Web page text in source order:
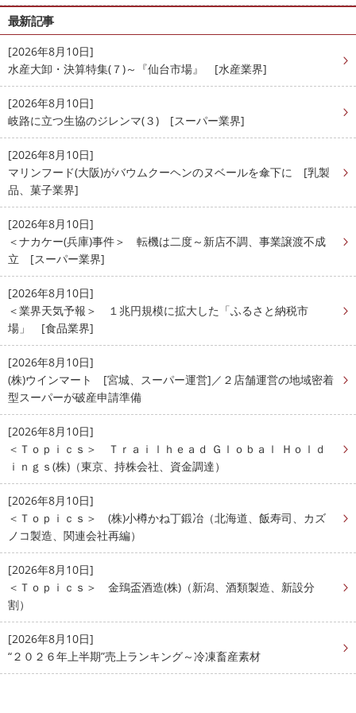
最新記事
[2026年8月10日]
水産大卸・決算特集(７)～『仙台市場』 [水産業界]
[2026年8月10日]
岐路に立つ生協のジレンマ(３) [スーパー業界]
[2026年8月10日]
マリンフード(大阪)がバウムクーヘンのヌベールを傘下に [乳製
品、菓子業界]
[2026年8月10日]
＜ナカケー(兵庫)事件＞ 転機は二度～新店不調、事業譲渡不成
立 [スーパー業界]
[2026年8月10日]
＜業界天気予報＞ １兆円規模に拡大した「ふるさと納税市
場」 [食品業界]
[2026年8月10日]
(株)ウインマート [宮城、スーパー運営]／２店舗運営の地域密着
型スーパーが破産申請準備
[2026年8月10日]
＜Ｔｏｐｉｃｓ＞ Ｔｒａｉｌｈｅａｄ Ｇｌｏｂａｌ Ｈｏｌｄ
ｉｎｇｓ(株)（東京、持株会社、資金調達）
[2026年8月10日]
＜Ｔｏｐｉｃｓ＞ (株)小樽かね丁鍛冶（北海道、飯寿司、カズ
ノコ製造、関連会社再編）
[2026年8月10日]
＜Ｔｏｐｉｃｓ＞ 金鵄盃酒造(株)（新潟、酒類製造、新設分
割）
[2026年8月10日]
“２０２６年上半期”売上ランキング～冷凍畜産素材